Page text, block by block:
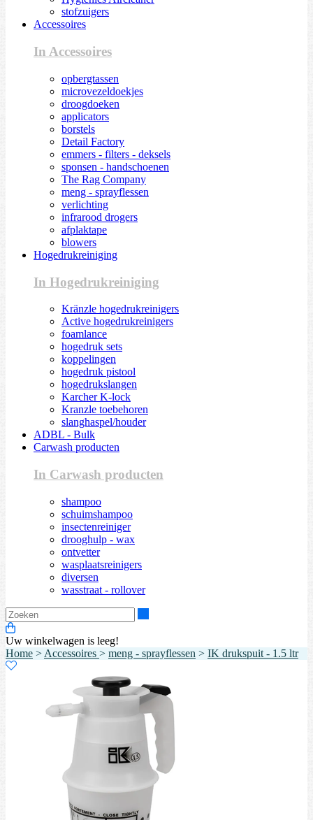
stofzuigers
Accessoires
In Accessoires
opbergtassen
microvezeldoekjes
droogdoeken
applicators
borstels
Detail Factory
emmers - filters - deksels
sponsen - handschoenen
The Rag Company
meng - sprayflessen
verlichting
infrarood drogers
afplaktape
blowers
Hogedrukreiniging
In Hogedrukreiniging
Kränzle hogedrukreinigers
Active hogedrukreinigers
foamlance
hogedruk sets
koppelingen
hogedruk pistool
hogedrukslangen
Karcher K-lock
Kranzle toebehoren
slanghaspel/houder
ADBL - Bulk
Carwash producten
In Carwash producten
shampoo
schuimshampoo
insectenreiniger
drooghulp - wax
ontvetter
wasplaatsreinigers
diversen
wasstraat - rollover
Uw winkelwagen is leeg!
Home > Accessoires > meng - sprayflessen > IK drukspuit - 1.5 ltr